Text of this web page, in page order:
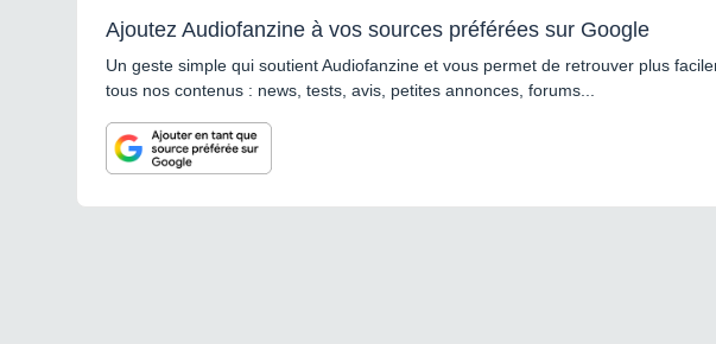
Ajoutez Audiofanzine à vos sources préférées sur Google
Un geste simple qui soutient Audiofanzine et vous permet de retrouver plus
tous nos contenus : news, tests, avis, petites annonces, forums...